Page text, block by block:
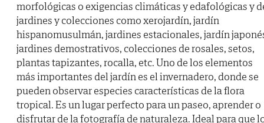
morfológicas o exigencias climáticas y edafológicas y
jardines y colecciones como xerojardín, jardín
hispanomusulmán, jardines estacionales, jardín
jardines demostrativos, colecciones de rosales, setos,
plantas tapizantes, rocalla, etc. Uno de los elementos
más importantes del jardín es el invernadero, donde se
pueden observar especies características de la flora
tropical. Es un lugar perfecto para un paseo, aprender o
disfrutar de la fotografía de naturaleza. Ideal para que